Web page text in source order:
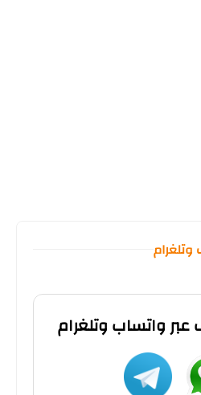
وتلغرام
عبر واتساب وتلغرام